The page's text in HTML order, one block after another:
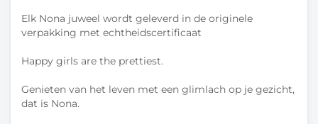
Elk Nona juweel wordt geleverd in de originele
verpakking met echtheidscertificaat
Happy girls are the prettiest.
Genieten van het leven met een glimlach op je gezicht,
dat is Nona.